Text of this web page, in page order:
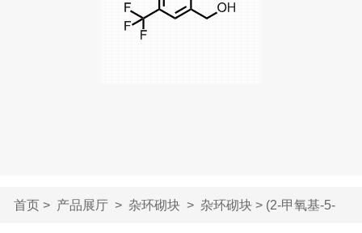
首页> 产品展厅> 杂环砌块> 杂环砌块> (2-甲氧基-5-